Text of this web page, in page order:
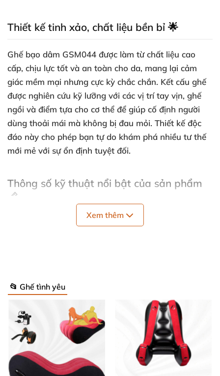
Thiết kế tinh xảo, chất liệu bền bỉ 🌟
Ghế bạo dâm GSM044 được làm từ chất liệu cao
cấp, chịu lực tốt và an toàn cho da, mang lại cảm
giác mềm mại nhưng cực kỳ chắc chắn. Kết cấu ghế
được nghiên cứu kỹ lưỡng với các vị trí tay vịn, ghế
ngồi và điểm tựa cho cơ thể để giúp cố định người
dùng thoải mái mà không bị đau mỏi. Thiết kế độc
đáo này cho phép bạn tự do khám phá nhiều tư thế
mới mẻ với sự ổn định tuyệt đối.
Thông số kỹ thuật nổi bật của sản phẩm
📏
Kích thước tiêu chuẩn phù hợp với phần lớn cơ
hưởng mà không lo bị trượt hoặc rung lắc.
Chất liệu chống thấm, dễ vệ sinh giúp giữ gìn sản
phẩm luôn sạch sẽ và bền lâu.
Màu sắc tối giản, hiện đại phù hợp với mọi phong
cách phòng riêng.
Xem thêm
📂 Ghế tình yêu